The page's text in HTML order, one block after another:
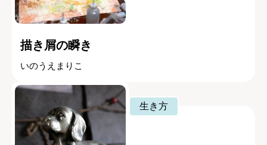
描き屑の瞬き
いのうえまりこ
生き方